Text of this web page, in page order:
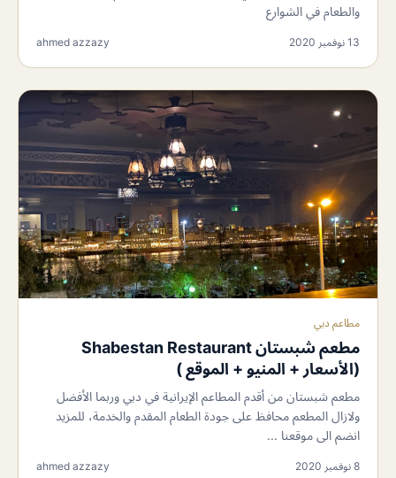
والطعام في الشوارع
13 نوفمبر 2020 ahmed azzazy
مطاعم دبي
مطعم شبستان Shabestan Restaurant
(الأسعار + المنيو + الموقع )
مطعم شبستان من أقدم المطاعم الإيرانية في دبي وربما الأفضل
ولازال المطعم محافظ على جودة الطعام المقدم والخدمة، للمزيد
انضم الى موقعنا ...
8 نوفمبر 2020 ahmed azzazy